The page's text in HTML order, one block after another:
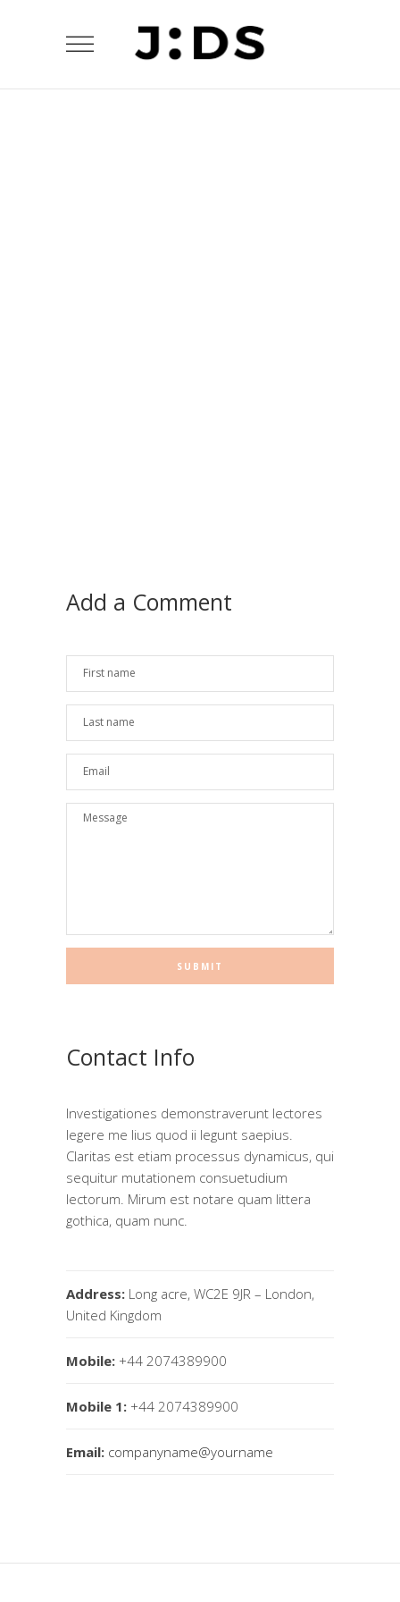
Add a Comment
Contact Info
Investigationes demonstraverunt lectores
legere me lius quod ii legunt saepius.
Claritas est etiam processus dynamicus, qui
sequitur mutationem consuetudium
lectorum. Mirum est notare quam littera
gothica, quam nunc.
Address: Long acre, WC2E 9JR – London,
United Kingdom
Mobile: +44 2074389900
Mobile 1: +44 2074389900
Email: companyname@yourname